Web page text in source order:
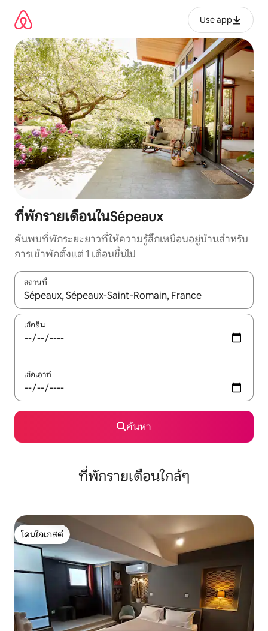
เนื้อหา
Use app
ที่พักรายเดือนในSépeaux
ค้นพบที่พักระยะยาวที่ให้ความรู้สึกเหมือนอยู่บ้านสำหรับ
การเข้าพักตั้งแต่ 1 เดือนขึ้นไป
สถานที่
ใช้ลูกศรขึ้นลง หรือใช้การสัมผัสหรือปัด เพื่อสำรวจผลการค้นหา
เช็คอิน
เช็คเอาท์
ค้นหา
ที่พักรายเดือนใกล้ๆ
โดนใจเกสต์
โดนใจเกสต์